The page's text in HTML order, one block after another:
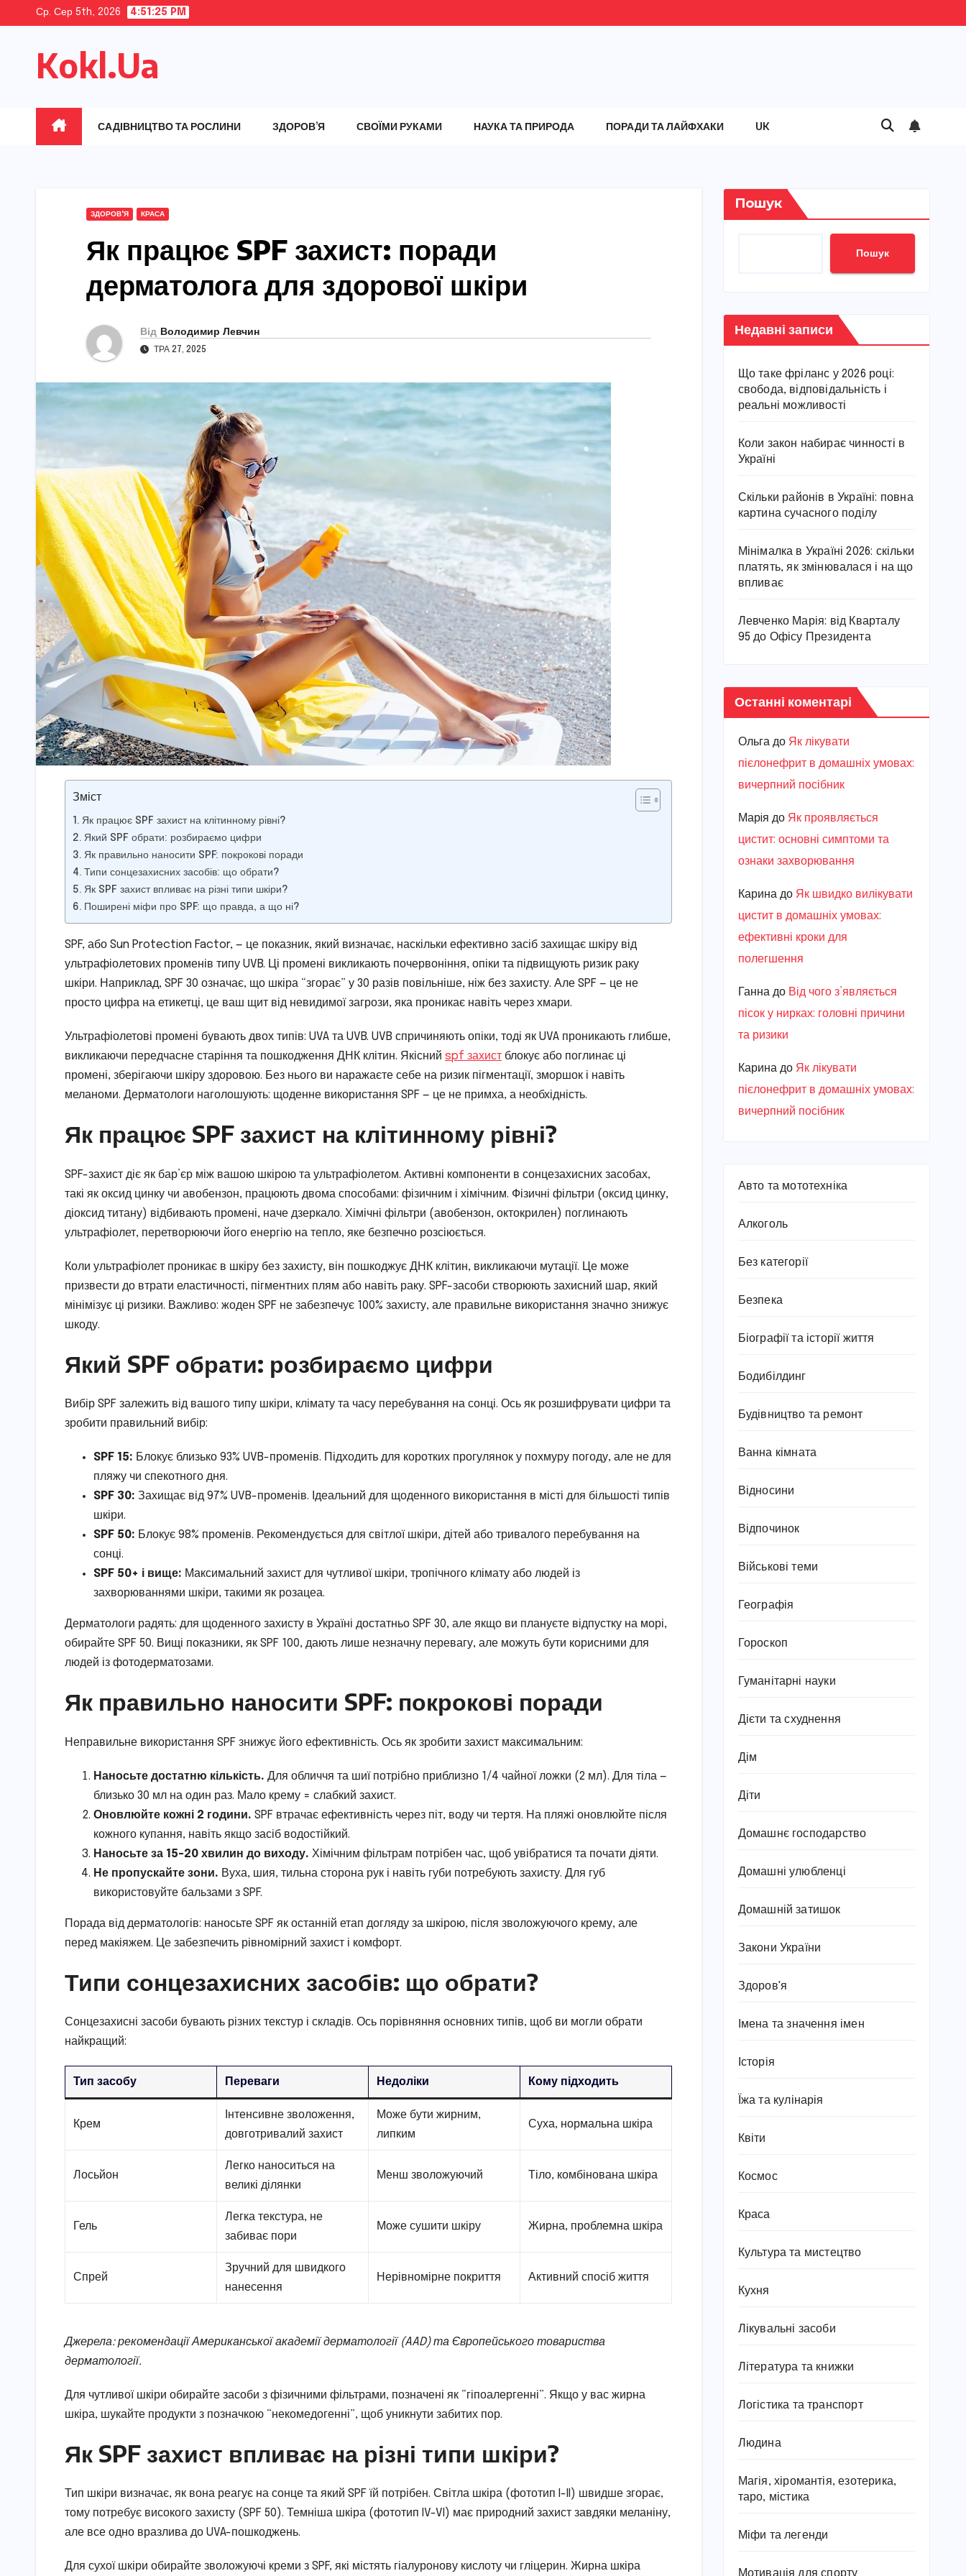
content
Ср. Сер 5th, 2026 4:51:26 PM
Kokl.Ua
САДІВНИЦТВО ТА РОСЛИНИ ЗДОРОВ’Я СВОЇМИ РУКАМИ НАУКА ТА ПРИРОДА ПОРАДИ ТА ЛАЙФХАКИ UK
ЗДОРОВ'Я КРАСА
Як працює SPF захист: поради
дерматолога для здорової шкіри
Від Володимир Левчин
ТРА 27, 2025
Зміст
Як працює SPF захист на клітинному рівні?
Який SPF обрати: розбираємо цифри
Як правильно наносити SPF: покрокові поради
Типи сонцезахисних засобів: що обрати?
Як SPF захист впливає на різні типи шкіри?
Поширені міфи про SPF: що правда, а що ні?
SPF, або Sun Protection Factor, — це показник, який визначає, наскільки ефективно засіб захищає шкіру від
ультрафіолетових променів типу UVB. Ці промені викликають почервоніння, опіки та підвищують ризик раку
шкіри. Наприклад, SPF 30 означає, що шкіра “згорає” у 30 разів повільніше, ніж без захисту. Але SPF — це не
просто цифра на етикетці, це ваш щит від невидимої загрози, яка проникає навіть через хмари.
Ультрафіолетові промені бувають двох типів: UVA та UVB. UVB спричиняють опіки, тоді як UVA проникають глибше,
викликаючи передчасне старіння та пошкодження ДНК клітин. Якісний spf захист блокує або поглинає ці
промені, зберігаючи шкіру здоровою. Без нього ви наражаєте себе на ризик пігментації, зморшок і навіть
меланоми. Дерматологи наголошують: щоденне використання SPF — це не примха, а необхідність.
Як працює SPF захист на клітинному рівні?
SPF-захист діє як бар’єр між вашою шкірою та ультрафіолетом. Активні компоненти в сонцезахисних засобах,
такі як оксид цинку чи авобензон, працюють двома способами: фізичним і хімічним. Фізичні фільтри (оксид цинку,
діоксид титану) відбивають промені, наче дзеркало. Хімічні фільтри (авобензон, октокрилен) поглинають
ультрафіолет, перетворюючи його енергію на тепло, яке безпечно розсіюється.
Коли ультрафіолет проникає в шкіру без захисту, він пошкоджує ДНК клітин, викликаючи мутації. Це може
призвести до втрати еластичності, пігментних плям або навіть раку. SPF-засоби створюють захисний шар, який
мінімізує ці ризики. Важливо: жоден SPF не забезпечує 100% захисту, але правильне використання значно знижує
шкоду.
Який SPF обрати: розбираємо цифри
Вибір SPF залежить від вашого типу шкіри, клімату та часу перебування на сонці. Ось як розшифрувати цифри та
зробити правильний вибір:
SPF 15: Блокує близько 93% UVB-променів. Підходить для коротких прогулянок у похмуру погоду, але не для
пляжу чи спекотного дня.
SPF 30: Захищає від 97% UVB-променів. Ідеальний для щоденного використання в місті для більшості типів
шкіри.
SPF 50: Блокує 98% променів. Рекомендується для світлої шкіри, дітей або тривалого перебування на
сонці.
SPF 50+ і вище: Максимальний захист для чутливої шкіри, тропічного клімату або людей із
захворюваннями шкіри, такими як розацеа.
Дерматологи радять: для щоденного захисту в Україні достатньо SPF 30, але якщо ви плануєте відпустку на морі,
обирайте SPF 50. Вищі показники, як SPF 100, дають лише незначну перевагу, але можуть бути корисними для
людей із фотодерматозами.
Як правильно наносити SPF: покрокові поради
Неправильне використання SPF знижує його ефективність. Ось як зробити захист максимальним:
Наносьте достатню кількість. Для обличчя та шиї потрібно приблизно 1/4 чайної ложки (2 мл). Для тіла —
близько 30 мл на один раз. Мало крему = слабкий захист.
Оновлюйте кожні 2 години. SPF втрачає ефективність через піт, воду чи тертя. На пляжі оновлюйте після
кожного купання, навіть якщо засіб водостійкий.
Наносьте за 15-20 хвилин до виходу. Хімічним фільтрам потрібен час, щоб увібратися та почати діяти.
Не пропускайте зони. Вуха, шия, тильна сторона рук і навіть губи потребують захисту. Для губ
використовуйте бальзами з SPF.
Порада від дерматологів: наносьте SPF як останній етап догляду за шкірою, після зволожуючого крему, але
перед макіяжем. Це забезпечить рівномірний захист і комфорт.
Типи сонцезахисних засобів: що обрати?
Сонцезахисні засоби бувають різних текстур і складів. Ось порівняння основних типів, щоб ви могли обрати
найкращий:
Тип засобу Переваги Недоліки Кому підходить
Крем
Інтенсивне зволоження,
довготривалий захист
Може бути жирним,
липким
Суха, нормальна шкіра
Лосьйон
Легко наноситься на
великі ділянки
Менш зволожуючий Тіло, комбінована шкіра
Гель
Легка текстура, не
забиває пори
Може сушити шкіру Жирна, проблемна шкіра
Спрей
Зручний для швидкого
нанесення
Нерівномірне покриття Активний спосіб життя
Джерела: рекомендації Американської академії дерматології (AAD) та Європейського товариства
дерматології.
Для чутливої шкіри обирайте засоби з фізичними фільтрами, позначені як “гіпоалергенні”. Якщо у вас жирна
шкіра, шукайте продукти з позначкою “некомедогенні”, щоб уникнути забитих пор.
Як SPF захист впливає на різні типи шкіри?
Тип шкіри визначає, як вона реагує на сонце та який SPF їй потрібен. Світла шкіра (фототип I-II) швидше згорає,
тому потребує високого захисту (SPF 50). Темніша шкіра (фототип IV-VI) має природний захист завдяки меланіну,
але все одно вразлива до UVA-пошкоджень.
Для сухої шкіри обирайте зволожуючі креми з SPF, які містять гіалуронову кислоту чи гліцерин. Жирна шкіра
Пошук
Пошук
Недавні записи
Що таке фріланс у 2026 році:
свобода, відповідальність і
реальні можливості
Коли закон набирає чинності в
Україні
Скільки районів в Україні: повна
картина сучасного поділу
Мінімалка в Україні 2026: скільки
платять, як змінювалася і на що
впливає
Левченко Марія: від Кварталу
95 до Офісу Президента
Останні коментарі
Ольгадо Як лікувати
пієлонефрит в домашніх умовах:
вичерпний посібник
Марiя до Як проявляється
цистит: основні симптоми та
ознаки захворювання
Каринадо Як швидко вилікувати
цистит в домашніх умовах:
ефективні кроки для
полегшення
Ганнадо Від чого з’являється
пісок у нирках: головні причини
та ризики
Каринадо Як лікувати
пієлонефрит в домашніх умовах:
вичерпний посібник
Авто та мототехніка
Алкоголь
Без категорії
Безпека
Біографії та історії життя
Бодибілдинг
Будівництво та ремонт
Ванна кімната
Відносини
Відпочинок
Військові теми
Географія
Гороскоп
Гуманітарні науки
Дієти та схуднення
Дім
Діти
Домашнє господарство
Домашні улюбленці
Домашній затишок
Закони України
Здоров'я
Імена та значення імен
Історія
Їжа та кулінарія
Квіти
Космос
Краса
Культура та мистецтво
Кухня
Лікувальні засоби
Література та книжки
Логістика та транспорт
Людина
Магія, хіромантія, езотерика,
таро, містика
Міфи та легенди
Мотивація для спорту